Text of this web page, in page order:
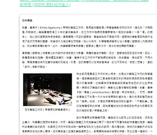
徐瑋瑩 (2020年度駐站評論人)